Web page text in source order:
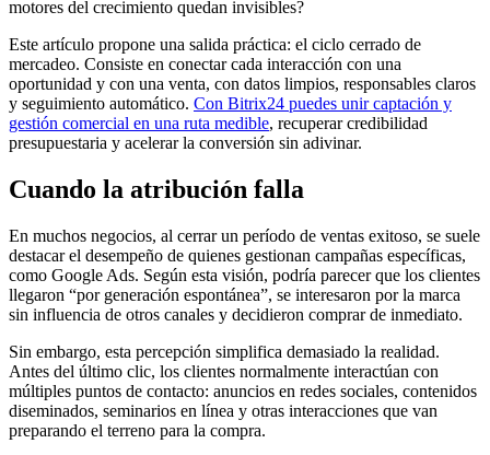
motores del crecimiento quedan invisibles?
Este artículo propone una salida práctica: el ciclo cerrado de
mercadeo. Consiste en conectar cada interacción con una
oportunidad y con una venta, con datos limpios, responsables claros
y seguimiento automático. Con Bitrix24 puedes unir captación y
gestión comercial en una ruta medible, recuperar credibilidad
presupuestaria y acelerar la conversión sin adivinar.
Cuando la atribución falla
En muchos negocios, al cerrar un período de ventas exitoso, se suele
destacar el desempeño de quienes gestionan campañas específicas,
como Google Ads. Según esta visión, podría parecer que los clientes
llegaron “por generación espontánea”, se interesaron por la marca
sin influencia de otros canales y decidieron comprar de inmediato.
Sin embargo, esta percepción simplifica demasiado la realidad.
Antes del último clic, los clientes normalmente interactúan con
múltiples puntos de contacto: anuncios en redes sociales, contenidos
diseminados, seminarios en línea y otras interacciones que van
preparando el terreno para la compra.